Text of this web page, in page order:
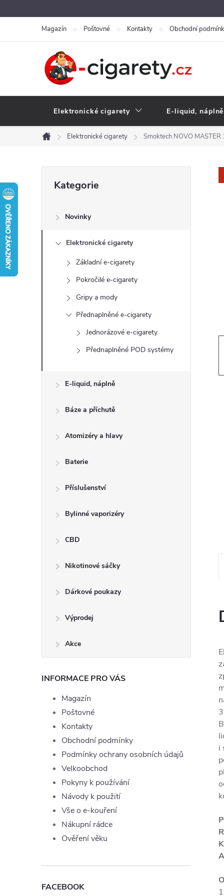
na
Magazín Poštovné Kontakty Obchodní
Elektronické cigarety E-liquid, náplně
Domů
Elektronické cigarety Smoktech NOVO
s
í
kategorie
Kategorie
Novinky
Elektronické cigarety
Základní e-cigarety
Pokročilé e-cigarety
Gripy a mody
Přednaplněné e-cigarety
Jednorázové e-cigarety
Přednaplněné POD systémy
E-liquid, náplně
Báze a příchutě
Atomizéry a hlavy
Baterie
Příslušenství
Bylinné vaporizéry
CBD
Nikotinové sáčky
Dárkové poukazy
Výprodej
Akce
INFORMACE PRO VÁS
Magazín
Poštovné
Kontakty
Obchodní podmínky
Podmínky ochrany osobních údajů
Velkoobchod
Pokyny k používání
Návody k použití
Vše o e-kouření
Nákupní rádce
Ověření věku
FACEBOOK
i